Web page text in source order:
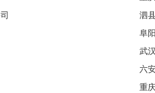
泗
阜
武
六
重